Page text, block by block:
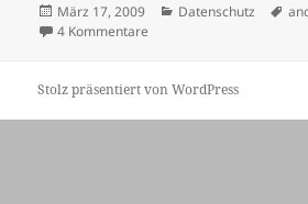
Veröffentlicht
am
März 17, 2009 Kategorien
Datenschutz
4 Kommentare
Stolz präsentiert von WordPress